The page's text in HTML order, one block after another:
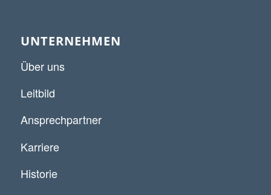
UNTERNEHMEN
Über uns
Leitbild
Ansprechpartner
Karriere
Historie